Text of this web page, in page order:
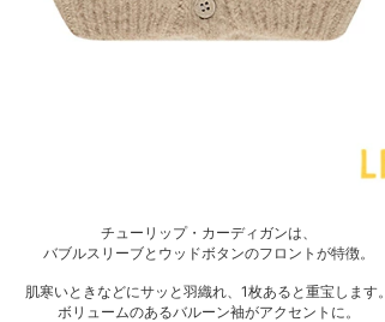
チューリップ・カーディガンは、
バブルスリーブとウッドボタンのフロントが特徴。
肌寒いときなどにサッと羽織れ、1枚あると重宝します。
ボリュームのあるバルーン袖がアクセントに。